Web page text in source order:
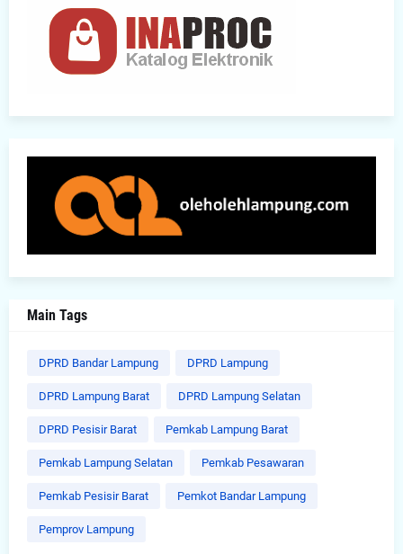
Main Tags
DPRD Bandar Lampung DPRD Lampung
DPRD Lampung Barat DPRD Lampung Selatan
DPRD Pesisir Barat Pemkab Lampung Barat
Pemkab Lampung Selatan Pemkab Pesawaran
Pemkab Pesisir Barat Pemkot Bandar Lampung
Pemprov Lampung